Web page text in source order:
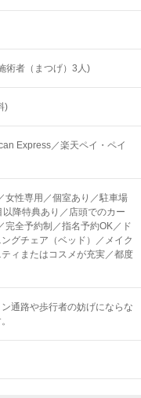
術者（まつげ）3人)
)
Express／楽天ペイ・ペイ
女性専用／個室あり／駐車場
降特典あり／店頭でのカー
完全予約制／指名予約OK／ド
グチェア（ベッド）／メイク
ィまたはコスメが充実／都度
通路や歩行者の妨げにならな